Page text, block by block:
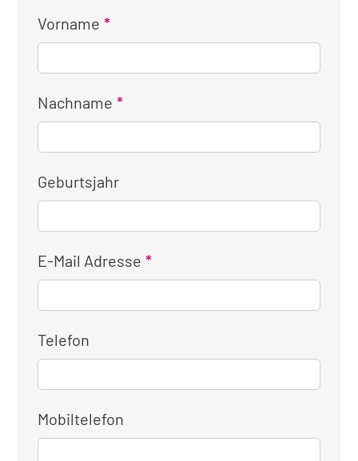
Vorname
Nachname
Geburtsjahr
E-Mail Adresse
Telefon
Mobiltelefon